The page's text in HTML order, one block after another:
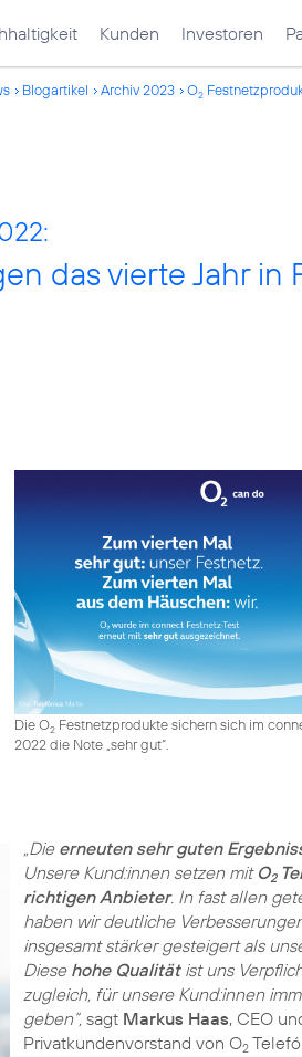
Kunden Investoren
Blogartikel Archiv 2023 O2
das vierte Jahr in
Die O2Festnetzprodukte sichern sich im
2022 die Note „sehr gut“.
„Die erneuten sehr guten
Unsere Kund:innen setzen mit O2
richtigen Anbieter. In fast allen
haben wir deutliche
insgesamt stärker gesteigert als
Diese hohe Qualitätist uns
zugleich, für unsere Kund:innen
geben“,sagt Markus Haas, CEO
Privatkundenvorstand von O2